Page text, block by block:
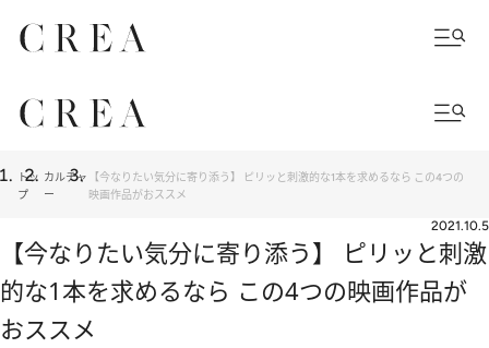
トッ
プ
カルチャ
ー
【今なりたい気分に寄り添う】 ピリッと刺激的な1本を求めるなら この4つの
映画作品がおススメ
2021.10.5
【今なりたい気分に寄り添う】 ピリッと刺激
的な1本を求めるなら この4つの映画作品が
おススメ